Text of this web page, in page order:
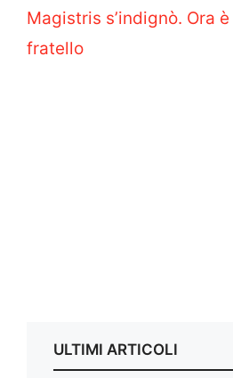
Magistris s’indignò. Ora
fratello
ULTIMI ARTICOLI